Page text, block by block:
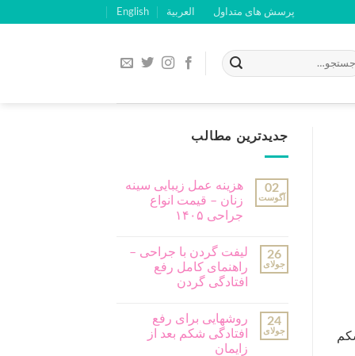
پرسش های متداول العربية English
جدیدترین مطالب
02
آگوست
هزینه عمل زیبایی سینه
زنان – قیمت انواع
جراحی ۱۴۰۵
26
جولای
لیفت گردن با جراحی –
راهنمای کامل رفع
افتادگی گردن
24
جولای
روشهایی برای رفع
افتادگی شکم بعد از
زایمان